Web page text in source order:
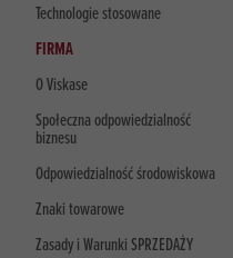
Technologie stosowane
FIRMA
O Viskase
Społeczna odpowiedzialność
biznesu
Odpowiedzialność środowiskowa
Znaki towarowe
Zasady i Warunki SPRZEDAŻY